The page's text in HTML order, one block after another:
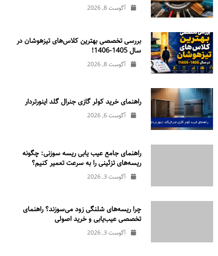
آگوست 8, 2026
بررسی تخصصی بهترین کلاس‌های تیزهوشان در
سال 1405-1406!
آگوست 8, 2026
راهنمای خرید کولر گازی جنرال‌ گلد اینورتر‌دار
آگوست 6, 2026
راهنمای جامع عیب یابی ریسه سوزنی: چگونه
ریسه‌های تزئینی را به سرعت تعمیر کنیم؟
آگوست 3, 2026
چرا ریسه‌های شلنگی زود می‌سوزند؟ راهنمای
تخصصی عیب‌یابی و خرید اصولی
آگوست 3, 2026